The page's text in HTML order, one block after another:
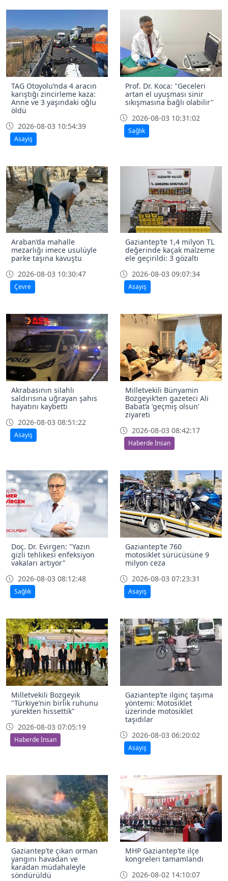
TAG Otoyolu’nda 4 aracın
karıştığı zincirleme kaza:
Anne ve 3 yaşındaki oğlu
öldü
2026-08-03 10:54:39
Asayiş
Prof. Dr. Koca: "Geceleri
artan el uyuşması sinir
sıkışmasına bağlı olabilir"
2026-08-03 10:31:02
Sağlık
Araban’da mahalle
mezarlığı imece usulüyle
parke taşına kavuştu
2026-08-03 10:30:47
Çevre
Gaziantep’te 1,4 milyon TL
değerinde kaçak malzeme
ele geçirildi: 3 gözaltı
2026-08-03 09:07:34
Asayiş
Akrabasının silahlı
saldırısına uğrayan şahıs
hayatını kaybetti
2026-08-03 08:51:22
Asayiş
Milletvekili Bünyamin
Bozgeyik’ten gazeteci Ali
Babat’a ’geçmiş olsun’
ziyareti
2026-08-03 08:42:17
Haberde İnsan
Doç. Dr. Evirgen: "Yazın
gizli tehlikesi enfeksiyon
vakaları artıyor"
2026-08-03 08:12:48
Sağlık
Gaziantep’te 760
motosiklet sürücüsüne 9
milyon ceza
2026-08-03 07:23:31
Asayiş
Milletvekili Bozgeyik
"Türkiye’nin birlik ruhunu
yürekten hissettik"
2026-08-03 07:05:19
Haberde İnsan
Gaziantep’te ilginç taşıma
yöntemi: Motosiklet
üzerinde motosiklet
taşıdılar
2026-08-03 06:20:02
Asayiş
Gaziantep’te çıkan orman
yangını havadan ve
karadan müdahaleyle
söndürüldü
MHP Gaziantep’te ilçe
kongreleri tamamlandı
2026-08-02 14:10:07